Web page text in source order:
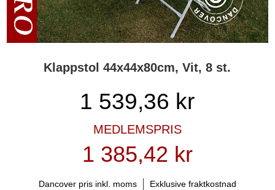
Klappstol 44x44x80cm, Vit, 8 st.
1 539,36 kr
MEDLEMSPRIS
1 385,42 kr
Dancover pris inkl. moms Exklusive fraktkostnad